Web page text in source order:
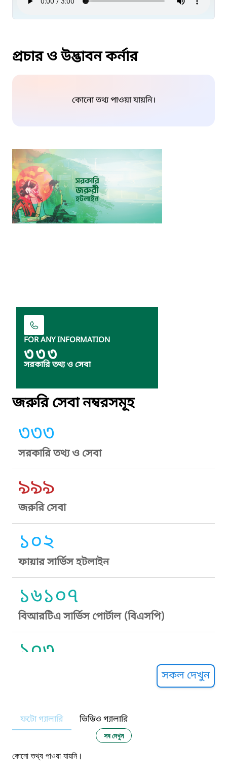
প্রচার ও উদ্ভাবন কর্নার
কোনো তথ্য পাওয়া যায়নি।
FOR ANY INFORMATION
৩৩৩
সরকারি তথ্য ও সেবা
জরুরি সেবা নম্বরসমূহ
৩৩৩
সরকারি তথ্য ও সেবা
৯৯৯
জরুরি সেবা
১০২
ফায়ার সার্ভিস হটলাইন
১৬১০৭
বিআরটিএ সার্ভিস পোর্টাল (বিএসপি)
১০৩
নারী ও শিশু নির্যাতন প্রতিরোধ
১০৬
সকল দেখুন
ফটো গ্যালারি ভিডিও গ্যালারি
সব দেখুন
কোনো তথ্য পাওয়া যায়নি।